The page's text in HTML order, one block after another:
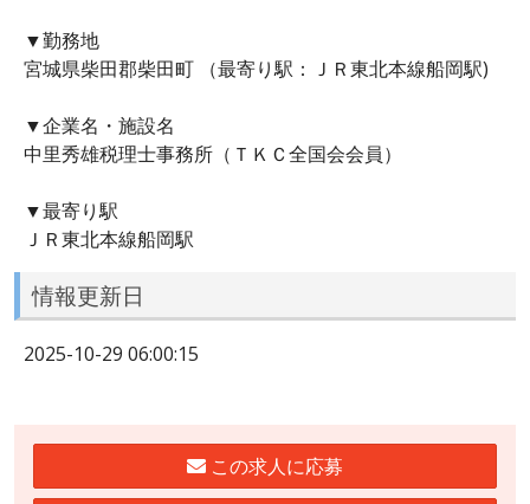
▼勤務地
宮城県柴田郡柴田町 （最寄り駅：ＪＲ東北本線船岡駅)
▼企業名・施設名
中里秀雄税理士事務所（ＴＫＣ全国会会員）
▼最寄り駅
ＪＲ東北本線船岡駅
情報更新日
2025-10-29 06:00:15
この求人に応募